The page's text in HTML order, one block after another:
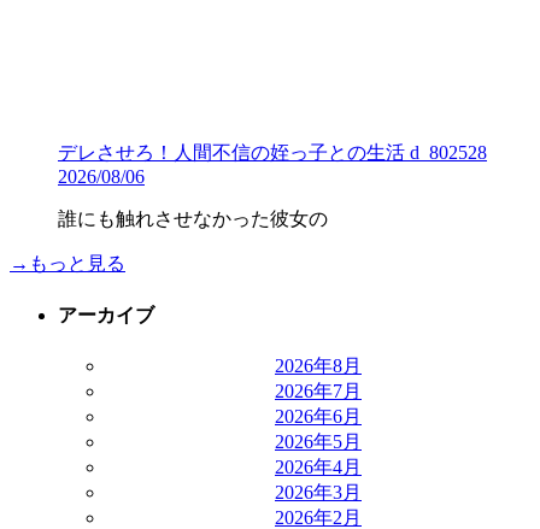
デレさせろ！人間不信の姪っ子との生活 d_802528
2026/08/06
誰にも触れさせなかった彼女の
→もっと見る
アーカイブ
2026年8月
2026年7月
2026年6月
2026年5月
2026年4月
2026年3月
2026年2月